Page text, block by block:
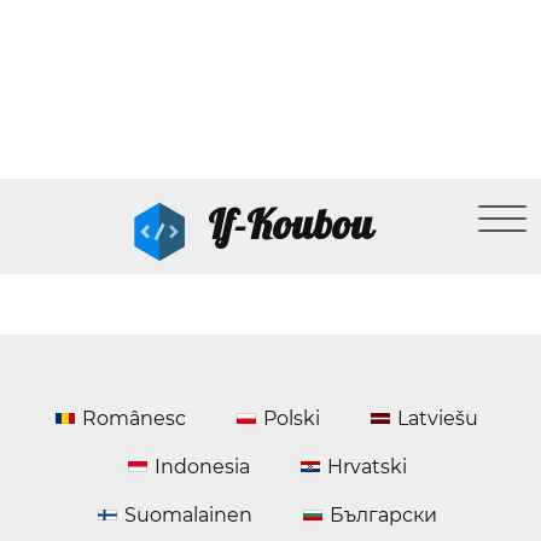
If-Koubou
Românesc Polski Latviešu
Indonesia Hrvatski
Suomalainen Български